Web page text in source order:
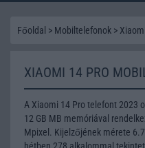
Főoldal > Mobiltelefonok >
XIAOMI 14 PRO
A Xiaomi 14 Pro telefont 2023
12 GB MB memóriával
Mpixel. Kijelzőjének mérete